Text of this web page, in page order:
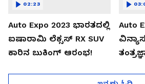
Auto Expo 2023 ಭಾರತದಲ್ಲಿ
ಐಷಾರಾಮಿ ಲೆಕ್ಸಸ್ RX SUV
ಕಾರಿನ ಬುಕಿಂಗ್ ಆರಂಭ!
02:23
Auto